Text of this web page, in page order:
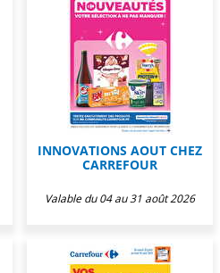
INNOVATIONS AOUT CHEZ
CARREFOUR
Valable du 04 au 31 août 2026